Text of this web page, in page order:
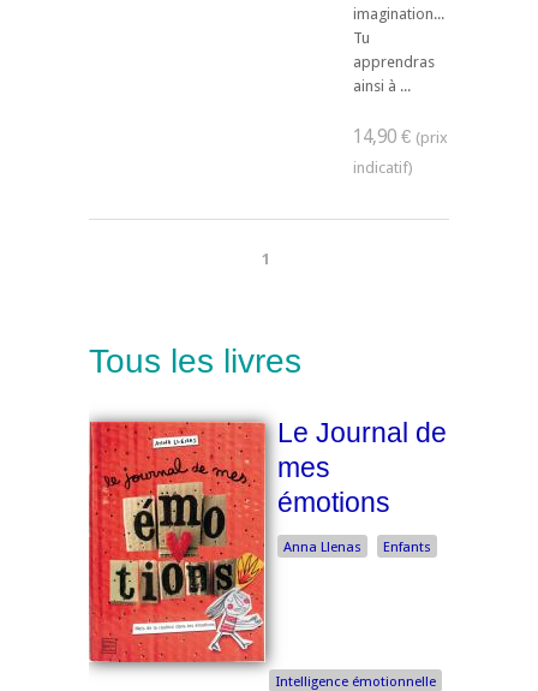
imagination...
Tu
apprendras
ainsi à ...
14,90 €
1
Tous les livres
Le Journal de
mes
émotions
Anna Llenas Enfants
Intelligence émotionnelle